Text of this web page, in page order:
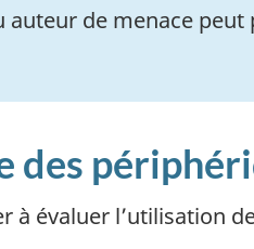
auteur de menace
à évaluer l’utilisation